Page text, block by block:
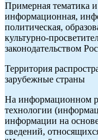
Примерная тематика
информационная,
политическая,
культурно-
законодательством
Территория
зарубежные страны
На информационном
технологии
информации на
сведений,